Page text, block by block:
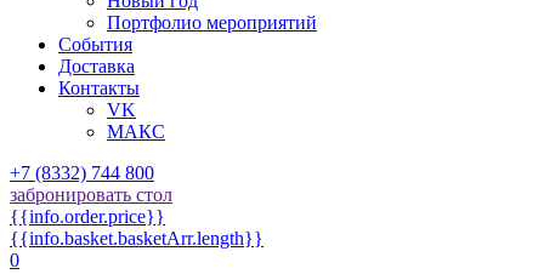
Портфолио мероприятий
События
Доставка
Контакты
VK
МАКС
+7 (8332) 744 800
забронировать стол
{{info.order.price}}
{{info.basket.basketArr.length}}
0